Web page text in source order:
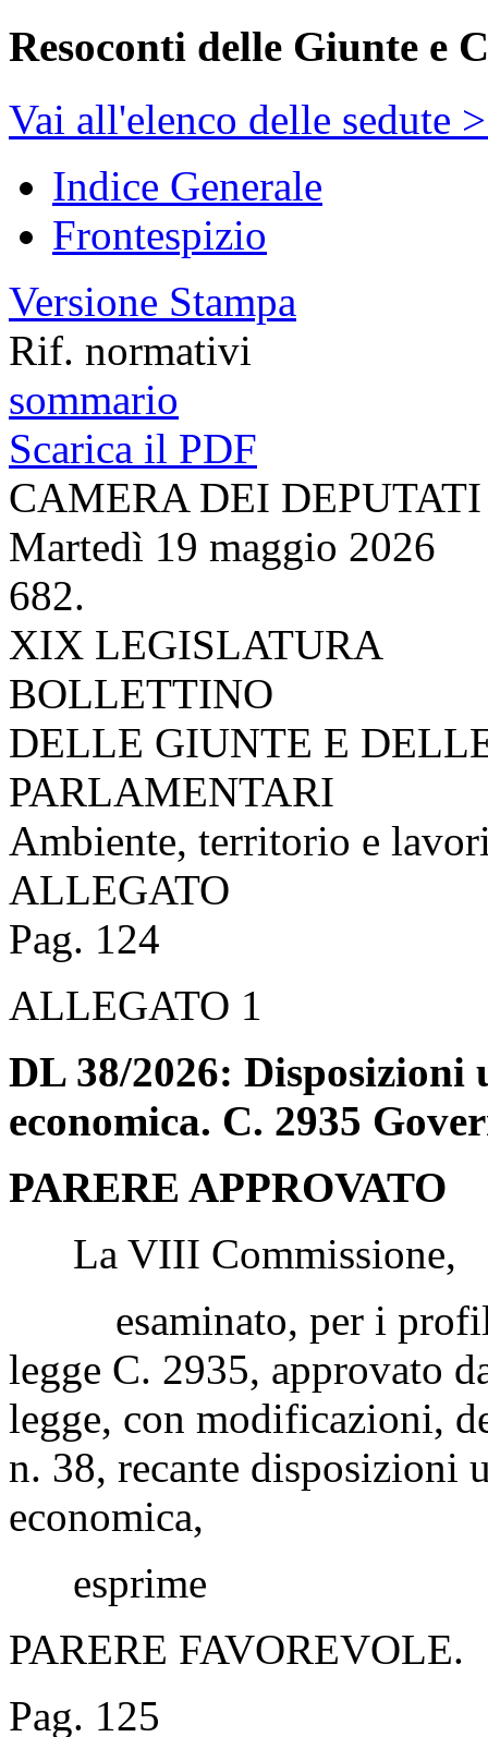
Resoconti delle Giunte e
Vai all'elenco delle sedute
Indice Generale
Frontespizio
Versione Stampa
Rif. normativi
sommario
Scarica il PDF
CAMERA DEI DEPUTATI
Martedì 19 maggio 2026
682.
XIX LEGISLATURA
BOLLETTINO
DELLE GIUNTE E
PARLAMENTARI
Ambiente, territorio e
ALLEGATO
Pag. 124
ALLEGATO 1
DL 38/2026: Disposizioni
economica. C. 2935
PARERE APPROVATO
La VIII Commissione,
esaminato, per i profili
legge C. 2935, approvato
legge, con modificazioni,
n. 38, recante disposizioni
economica,
esprime
PARERE FAVOREVOLE.
Pag. 125